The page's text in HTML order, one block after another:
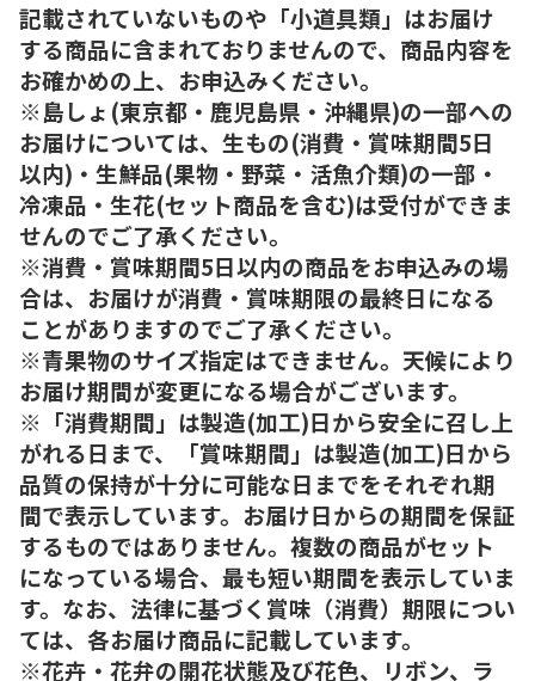
記載されていないものや「小道具類」はお届け
する商品に含まれておりませんので、商品内容を
お確かめの上、お申込みください。
※島しょ(東京都・鹿児島県・沖縄県)の一部への
お届けについては、生もの(消費・賞味期間5日
以内)・生鮮品(果物・野菜・活魚介類)の一部・
冷凍品・生花(セット商品を含む)は受付ができま
せんのでご了承ください。
※消費・賞味期間5日以内の商品をお申込みの場
合は、お届けが消費・賞味期限の最終日になる
ことがありますのでご了承ください。
※青果物のサイズ指定はできません。天候により
お届け期間が変更になる場合がございます。
※「消費期間」は製造(加工)日から安全に召し上
がれる日まで、「賞味期間」は製造(加工)日から
品質の保持が十分に可能な日までをそれぞれ期
間で表示しています。お届け日からの期間を保証
するものではありません。複数の商品がセット
になっている場合、最も短い期間を表示していま
す。なお、法律に基づく賞味（消費）期限につい
ては、各お届け商品に記載しています。
※花卉・花弁の開花状態及び花色、リボン、ラ